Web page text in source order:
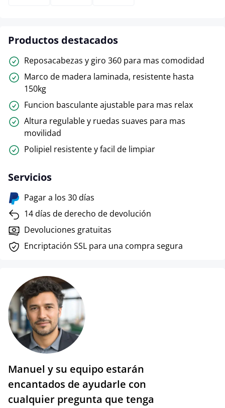
Productos destacados
Reposacabezas y giro 360 para mas comodidad
Marco de madera laminada, resistente hasta
150kg
Funcion basculante ajustable para mas relax
Altura regulable y ruedas suaves para mas
movilidad
Polipiel resistente y facil de limpiar
Servicios
Pagar a los 30 días
14 días de derecho de devolución
Devoluciones gratuitas
Encriptación SSL para una compra segura
Manuel y su equipo estarán
encantados de ayudarle con
cualquier pregunta que tenga